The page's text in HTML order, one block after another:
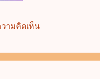
ต้อง ก. สำนักงา
ตัวเลือกในข้อใด
ามคิดเห็น